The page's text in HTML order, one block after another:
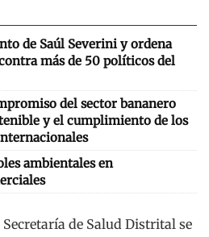
de Saúl Severini y ordena
más de 50 políticos del
del sector bananero
y el cumplimiento de los
ambientales en
de Salud Distrital se